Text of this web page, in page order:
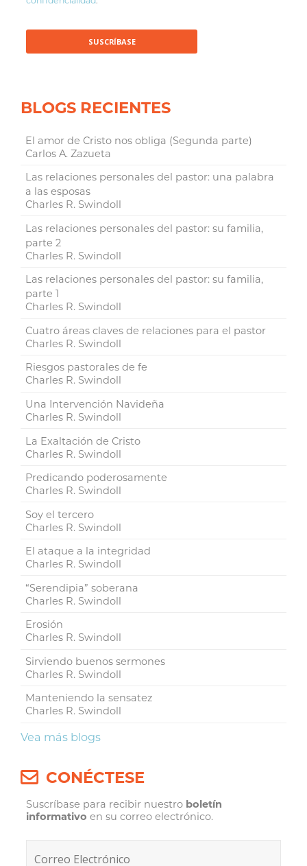
BLOGS RECIENTES
El amor de Cristo nos obliga (Segunda parte)
Carlos A. Zazueta
Las relaciones personales del pastor: una palabra
a las esposas
Charles R. Swindoll
Las relaciones personales del pastor: su familia,
parte 2
Charles R. Swindoll
Las relaciones personales del pastor: su familia,
parte 1
Charles R. Swindoll
Cuatro áreas claves de relaciones para el pastor
Charles R. Swindoll
Riesgos pastorales de fe
Charles R. Swindoll
Una Intervención Navideña
Charles R. Swindoll
La Exaltación de Cristo
Charles R. Swindoll
Predicando poderosamente
Charles R. Swindoll
Soy el tercero
Charles R. Swindoll
El ataque a la integridad
Charles R. Swindoll
“Serendipia” soberana
Charles R. Swindoll
Erosión
Charles R. Swindoll
Sirviendo buenos sermones
Charles R. Swindoll
Manteniendo la sensatez
Charles R. Swindoll
Vea más blogs
CONÉCTESE
Suscríbase para recibir nuestro boletín
informativo en su correo electrónico.